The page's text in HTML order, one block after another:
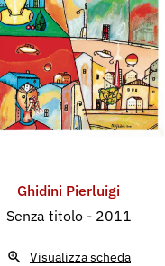
Ghidini Pierluigi
Senza titolo - 2011
Visualizza scheda